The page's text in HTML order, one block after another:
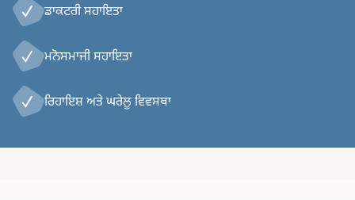
ਡਾਕਟਰੀ ਸਹਾਇਤਾ
ਮਨੋਸਮਾਜੀ ਸਹਾਇਤਾ
ਰਿਹਾਇਸ਼ ਅਤੇ ਘਰੇਲੂ ਵਿਵਸਥਾ